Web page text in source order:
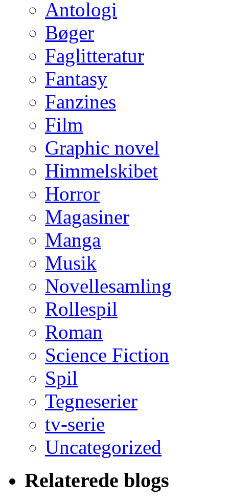
Antologi
Bøger
Faglitteratur
Fantasy
Fanzines
Film
Graphic novel
Himmelskibet
Horror
Magasiner
Manga
Musik
Novellesamling
Rollespil
Roman
Science Fiction
Spil
Tegneserier
tv-serie
Uncategorized
Relaterede blogs